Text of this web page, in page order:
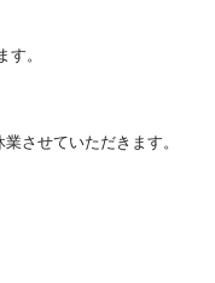
。
させていただきます。